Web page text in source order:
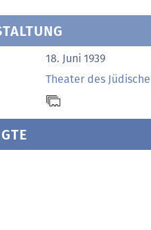
18. Juni 1939
Theater des